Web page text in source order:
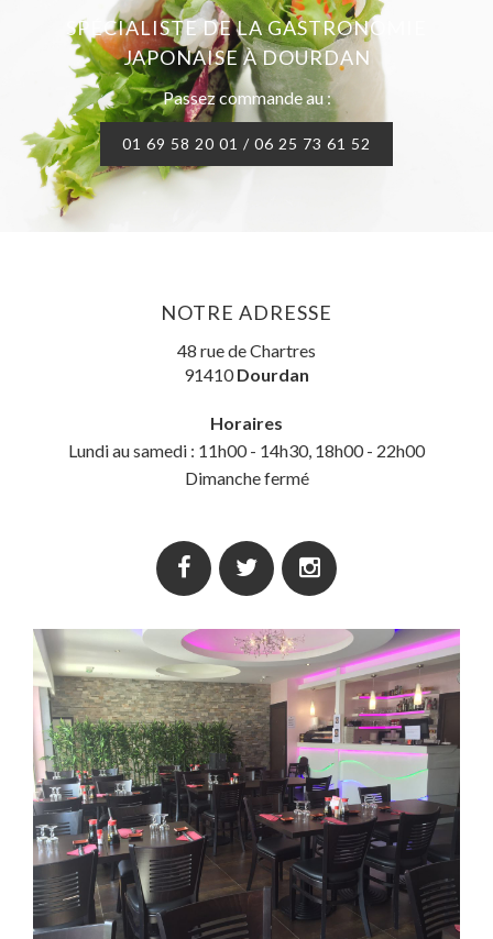
SPÉCIALISTE DE LA GASTRONOMIE
JAPONAISE À DOURDAN
Passez commande au :
01 69 58 20 01 / 06 25 73 61 52
NOTRE ADRESSE
48 rue de Chartres
91410Dourdan
Horaires
Lundi au samedi : 11h00 - 14h30, 18h00 - 22h00
Dimanche fermé